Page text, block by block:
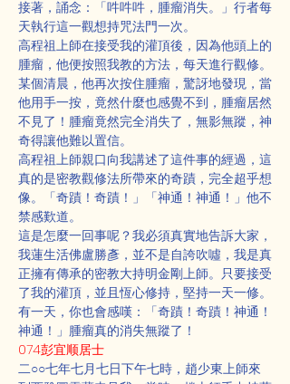
接著，誦念：「吽吽吽，腫瘤消失。」行者每
天執行這一觀想持咒法門一次。
高程祖上師在接受我的灌頂後，因為他頭上的
腫瘤，他便按照我教的方法，每天進行觀修。
某個清晨，他再次按住腫瘤，驚訝地發現，當
他用手一按，竟然什麼也感覺不到，腫瘤居然
不見了！腫瘤竟然完全消失了，無影無蹤，神
奇得讓他難以置信。
高程祖上師親口向我講述了這件事的經過，這
真的是密教觀修法所帶來的奇蹟，完全超乎想
像。「奇蹟！奇蹟！」「神通！神通！」他不
禁感歎道。
這是怎麼一回事呢？我必須真實地告訴大家，
我蓮生活佛盧勝彥，並不是自誇吹噓，我是真
正擁有傳承的密教大持明金剛上師。只要接受
了我的灌頂，並且恆心修持，堅持一天一修。
有一天，你也會感嘆：「奇蹟！奇蹟！神通！
神通！」腫瘤真的消失無蹤了！
074彭宜顺居士
二○○七年七月七日下午七時，趙少東上師來